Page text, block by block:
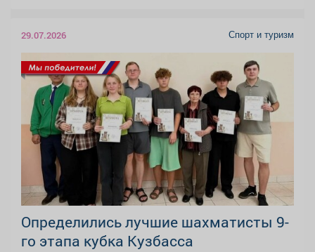
29.07.2026 Спорт и туризм
Определились лучшие шахматисты 9-
го этапа кубка Кузбасса